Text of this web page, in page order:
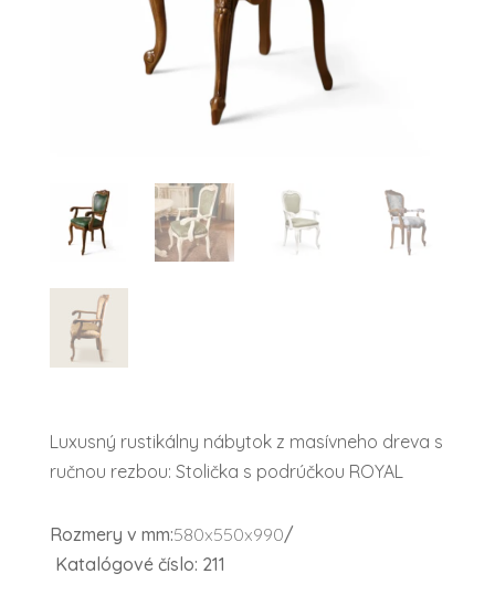
Luxusný rustikálny nábytok z masívneho dreva s
ručnou rezbou: Stolička s podrúčkou ROYAL
Rozmery v mm:580x550x990/
Katalógové číslo: 211